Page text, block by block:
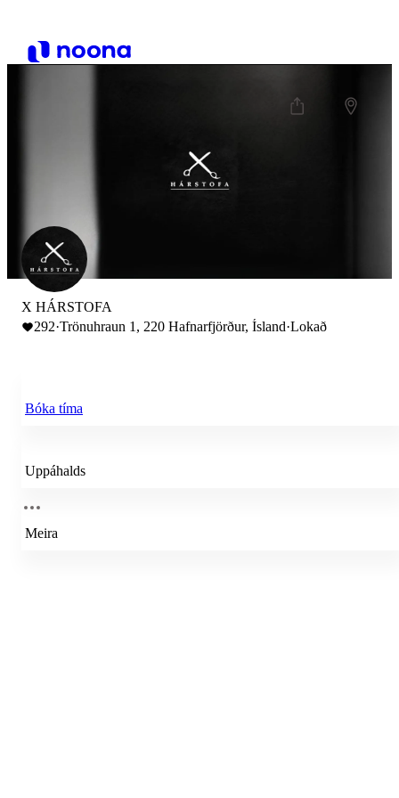
X HÁRSTOFA
292·Trönuhraun 1, 220 Hafnarfjörður, Ísland·Lokað
Bóka tíma
Uppáhalds
Meira